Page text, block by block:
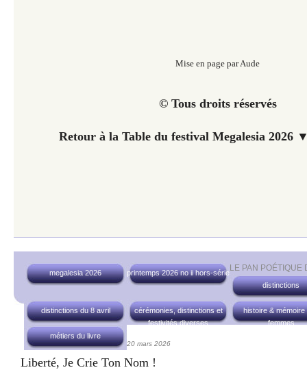
Mise en page par Aude
© Tous droits réservés
Retour à la Table du festival Megalesia 2026
LE PAN POÉTIQUE
megalesia 2026
printemps 2026 no ii hors-série
distinctions
distinctions du 8 avril
cérémonies, distinctions et
festivités diverses
histoire & mémoire
femmes
métiers du livre
20 mars 2026
Liberté, Je Crie Ton Nom !